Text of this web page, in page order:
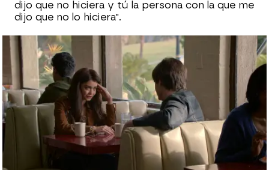
dijo que no hiciera y tú la persona con la que me
dijo que no lo hiciera".
neox
Madrid
05 de diciembre de 2018, 22:24